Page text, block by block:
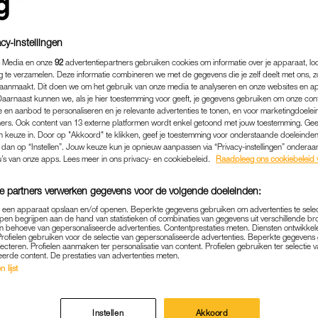
TEILTJE: DEZE
NIET IN DE
KOKEN & ETEN|GOED OM TE WETEN
10-04-2023 | ELINE VAN LINDENBERG-VISSCHER
is om na het koken alles, hup, die machine in te
beter met de hand afwassen om ze langer mee
instellingen
en onze 92 advertentiepartners gebruiken cookies om informatie over je apparaat,
te verzamelen. Deze informatie combineren we met de gegevens die je zelf deelt met ons,
Dit doen we om het gebruik van onze media te analyseren en onze websites en
kunnen we, als je hier toestemming voor geeft, je gegevens gebruiken om onze
en aanbod te personaliseren en je relevante advertenties te tonen, en voor
Ook content van 13 externe platformen wordt enkel getoond met jouw toestemming.
keuze in. Door op "Akkoord" te klikken, geef je toestemming voor onderstaande
op “Instellen”. Jouw keuze kun je opnieuw aanpassen via “Privacy-instellingen”
van onze apps. Lees meer in ons privacy- en cookiebeleid.
Raadpleeg ons cookiebeleid
partners verwerken gegevens voor de volgende doeleinden:
apparaat opslaan en/of openen. Beperkte gegevens gebruiken om advertenties te
begrijpen aan de hand van statistieken of combinaties van gegevens uit verschillende
behoeve van gepersonaliseerde advertenties. Contentprestaties meten. Diensten
gebruiken voor de selectie van gepersonaliseerde advertenties. Beperkte
Profielen aanmaken ter personalisatie van content. Profielen gebruiken ter selectie
content. De prestaties van advertenties meten.
lijst
Instellen Akkoord